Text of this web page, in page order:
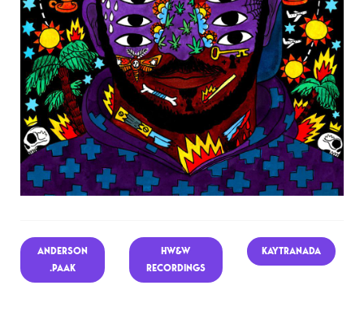
ANDERSON
.PAAK
HW&W
RECORDINGS
KAYTRANADA